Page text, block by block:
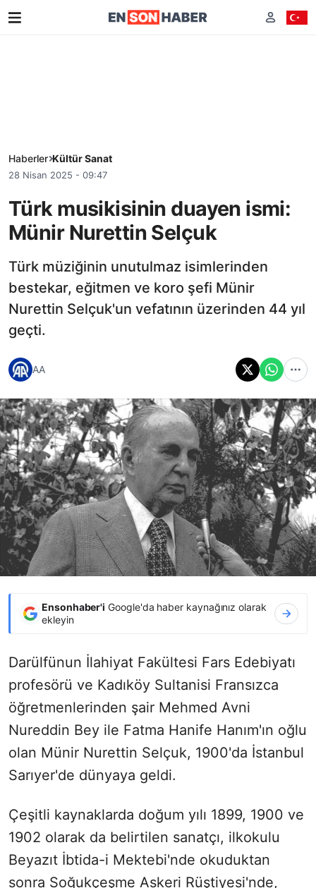
Haberler Kültür Sanat
28 Nisan 2025 - 09:47
Türk musikisinin duayen ismi:
Münir Nurettin Selçuk
Türk müziğinin unutulmaz isimlerinden
bestekar, eğitmen ve koro şefi Münir
Nurettin Selçuk'un vefatının üzerinden 44 yıl
geçti.
AA
Ensonhaber'i Google'da haber kaynağınız olarak
ekleyin
Darülfünun İlahiyat Fakültesi Fars Edebiyatı
profesörü ve Kadıköy Sultanisi Fransızca
öğretmenlerinden şair Mehmed Avni
Nureddin Bey ile Fatma Hanife Hanım'ın oğlu
olan Münir Nurettin Selçuk, 1900'da İstanbul
Sarıyer'de dünyaya geldi.
Çeşitli kaynaklarda doğum yılı 1899, 1900 ve
1902 olarak da belirtilen sanatçı, ilkokulu
Beyazıt İbtida-i Mektebi'nde okuduktan
sonra Soğukçeşme Askeri Rüştiyesi'nde,